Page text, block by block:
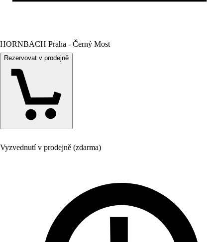
HORNBACH Praha - Černý Most
Rezervovat v prodejně
Vyzvednutí v prodejně (zdarma)